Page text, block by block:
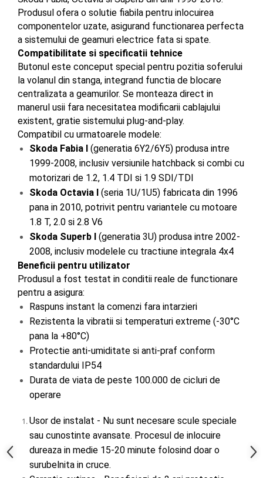
Produsul ofera o solutie fiabila pentru inlocuirea
componentelor uzate, asigurand functionarea perfecta
a sistemului de geamuri electrice fata si spate.
Compatibilitate si specificatii tehnice
Butonul este conceput special pentru pozitia soferului
la volanul din stanga, integrand functia de blocare
centralizata a geamurilor. Se monteaza direct in
manerul usii fara necesitatea modificarii cablajului
existent, gratie sistemului plug-and-play.
Compatibil cu urmatoarele modele:
Skoda Fabia I (generatia 6Y2/6Y5) produsa intre
1999-2008, inclusiv versiunile hatchback si combi cu
motorizari de 1.2, 1.4 TDI si 1.9 SDI/TDI
Skoda Octavia I (seria 1U/1U5) fabricata din 1996
pana in 2010, potrivit pentru variantele cu motoare
1.8 T, 2.0 si 2.8 V6
Skoda Superb I (generatia 3U) produsa intre 2002-
2008, inclusiv modelele cu tractiune integrala 4x4
Beneficii pentru utilizator
Produsul a fost testat in conditii reale de functionare
pentru a asigura:
Raspuns instant la comenzi fara intarzieri
Rezistenta la vibratii si temperaturi extreme (-30°C
pana la +80°C)
Protectie anti-umiditate si anti-praf conform
standardului IP54
Durata de viata de peste 100.000 de cicluri de
operare
Usor de instalat - Nu sunt necesare scule speciale
sau cunostinte avansate. Procesul de inlocuire
dureaza in medie 15-20 minute folosind doar o
surubelnita in cruce.